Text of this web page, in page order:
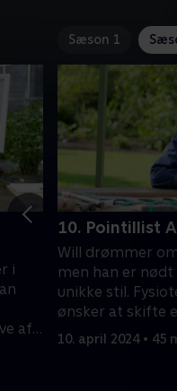
Sæson 1
i
af
10. Pointillist
Will drømmer
men han er
unikke stil.
ønsker at skifte
guldsmed.
10. april 2024 • 45